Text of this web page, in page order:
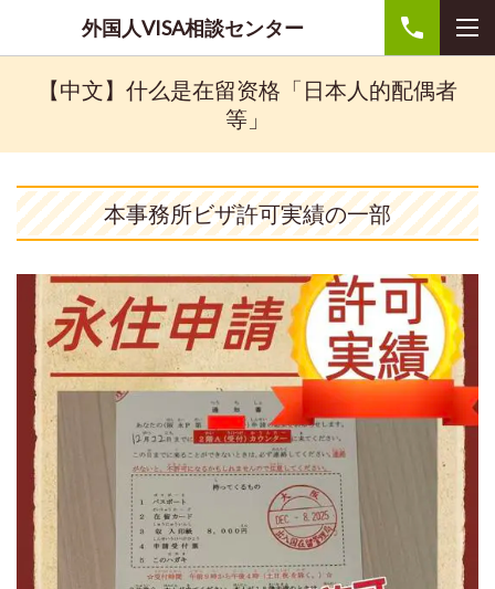
外国人VISA相談センター
【中文】什么是在留资格「日本人的配偶者
等」
本事務所ビザ許可実績の一部